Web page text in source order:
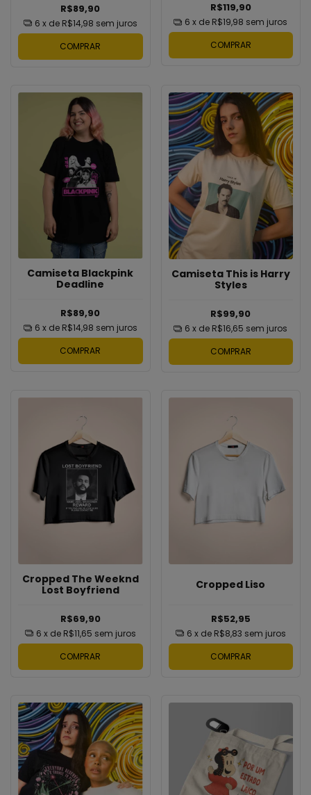
R$89,90
6 x de R$14,98 sem juros
COMPRAR
R$119,90
6 x de R$19,98 sem juros
COMPRAR
Camiseta Blackpink
Deadline
R$89,90
6 x de R$14,98 sem juros
COMPRAR
Camiseta This is Harry
Styles
R$99,90
6 x de R$16,65 sem juros
COMPRAR
Cropped The Weeknd
Lost Boyfriend
R$69,90
6 x de R$11,65 sem juros
COMPRAR
Cropped Liso
R$52,95
6 x de R$8,83 sem juros
COMPRAR